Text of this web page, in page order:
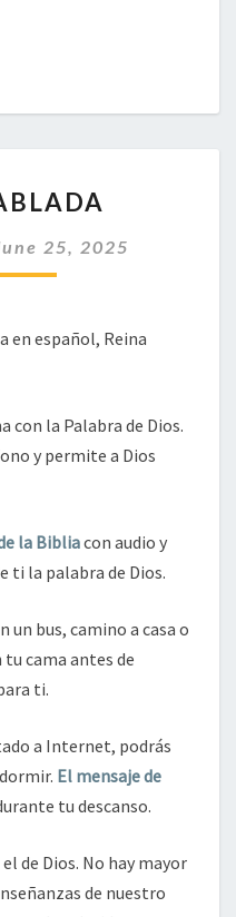
25, 2025
en español, Reina
con la Palabra de Dios.
y permite a Dios
la Bibliacon audio y
ti la palabra de Dios.
un bus, camino a casa o
cama antes de
ti.
a Internet, podrás
El mensaje de
tu descanso.
de Dios. No hay mayor
de nuestro